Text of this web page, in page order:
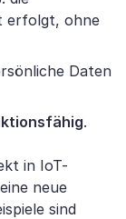
erfolgt, ohne
Daten
.
in IoT-
neue
sind